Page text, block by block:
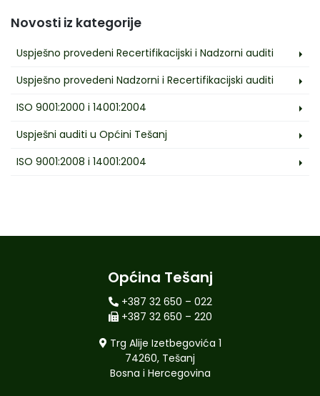
Novosti iz kategorije
Uspješno provedeni Recertifikacijski i Nadzorni auditi
Uspješno provedeni Nadzorni i Recertifikacijski auditi
ISO 9001:2000 i 14001:2004
Uspješni auditi u Općini Tešanj
ISO 9001:2008 i 14001:2004
Općina Tešanj
+387 32 650 – 022
+387 32 650 – 220
Trg Alije Izetbegovića 1
74260, Tešanj
Bosna i Hercegovina